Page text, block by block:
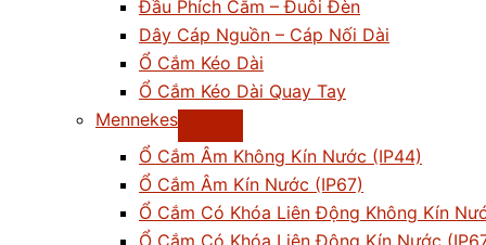
Đầu Phích Cắm – Đuôi Đèn
Dây Cáp Nguồn – Cáp Nối Dài
Ổ Cắm Kéo Dài
Ổ Cắm Kéo Dài Quay Tay
Mennekes
Ổ Cắm Âm Không Kín Nước (IP44)
Ổ Cắm Âm Kín Nước (IP67)
Ổ Cắm Có Khóa Liên Động Không Kín